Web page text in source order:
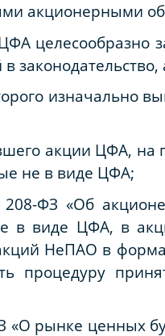
акционерными
целесообразно
изначально
акции ЦФА, на
не в виде ЦФА;
ФЗ «Об
в виде ЦФА, в
НеПАО в
процедуру
рынке ценных